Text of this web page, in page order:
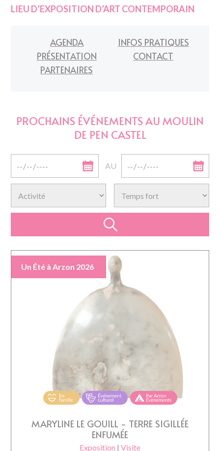
LIEU D’EXPOSITION D’ART CONTEMPORAIN
AGENDA
INFOS PRATIQUES
PRÉSENTATION
CONTACT
PARTENAIRES
PROCHAINS ÉVÉNEMENTS AU MOULIN
DE PEN CASTEL
AU
Un Été à Arzon 2026
MARYLINE LE GOUILL - TERRE SIGILLÉE
ENFUMÉE
Exposition | Visite